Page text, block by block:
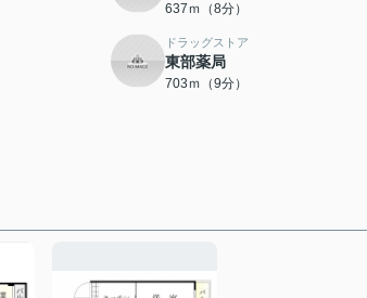
637ｍ（8分）
ドラッグストア
東部薬局
703ｍ（9分）